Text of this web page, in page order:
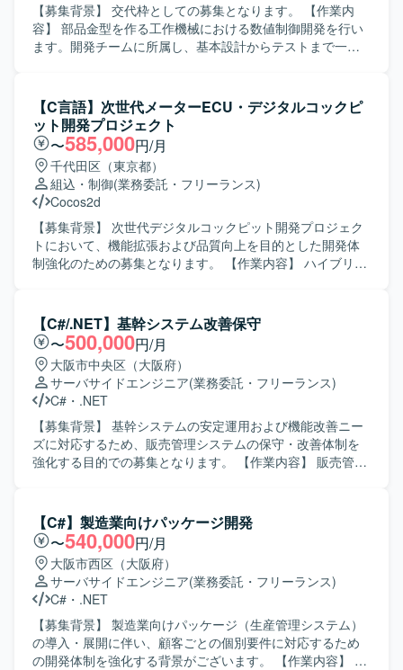
【募集背景】 交代枠としての募集となります。 【作業内
容】 部品金型を作る工作機械における数値制御開発を行い
ます。開発チームに所属し、基本設計からテストまで一連
バーと適切にコミュニケーションを取りながら主体的に行
動し、粘り強く開発や改修業務に取り組んでいただける方
を求めています。 【ポジションの魅力】 工作機械向け数値
制御という専門性の高い領域で、設計からテストまで一貫
して携わることができるため、組込分野でのスキルを着実
に高めていくことができます。 【開発環境】 C言語を用い
た数値制御装置向け開発環境での作業となります。
【C言語】次世代メーターECU・デジタルコックピ
ット開発プロジェクト
〜585,000円/月
千代田区（東京都）
組込・制御(業務委託・フリーランス)
Cocos2d
【募集背景】 次世代デジタルコックピット開発プロジェク
トにおいて、機能拡張および品質向上を目的とした開発体
制強化のための募集となります。 【作業内容】 ハイブリッ
デジタルコックピットのHMI領域において、TFT液晶画面へ
のメーター類のグラフィック表示制御、ナビ連携による簡
易地図情報やマルチメディア連携情報の表示制御、入力
IF（ステアリングスイッチ）やスマートデバイス連携機能
の開発などを担当していただきます。また、各工程での品
質担保業務にも携わっていただきます。 【求める人物像】
車載領域や組込み開発に関心を持ち、仕様や制約条件を踏
まえながら粘り強く開発に取り組める方を求めておりま
す。チームメンバーと連携しながら、自ら課題を抽出し改
で、ドライバー向けの情報提示やエンタメ機能などユーザ
ー体験に直結する機能開発に携わることができます。車載
ネットワークや各種通信プロトコルに触れながら、組込み
エンジニアとしての専門性を高めていただけます。 【開発
環境】 開発言語はC言語を用い、対象製品は車載メーター
ECUとなります。通信プロトコルとしてCAN、LIN、車載
Ethernetなどを使用し、V字開発モデルに基づいて開発を進
めております。
【C#/.NET】基幹システム改善保守
〜500,000円/月
大阪市中央区（大阪府）
サーバサイドエンジニア(業務委託・フリーランス)
C# ・ .NET
【募集背景】 基幹システムの安定運用および機能改善ニー
ズに対応するため、販売管理システムの保守・改善体制を
強化する目的での募集となります。 【作業内容】 販売管理
リースまで一連の工程をお任せいたします。既存機能の改
修や不具合対応に加え、業務要望に基づく機能追加なども
行っていただきます。 【求める人物像】 システムの現状を
理解しながら、関係者と円滑にコミュニケーションを取
り、自発的に改善提案や課題解決に取り組んでいただける
方を求めております。既存システムの保守・改善業務に対
して粘り強く取り組める方にマッチする環境です。 【ポジ
ションの魅力】 基幹となる販売管理システムに長期的に関
わることで、業務知識と技術スキルの両面を深めていただ
【C#】製造業向けパッケージ開発
〜540,000円/月
大阪市西区（大阪府）
サーバサイドエンジニア(業務委託・フリーランス)
C# ・ .NET
【募集背景】 製造業向けパッケージ（生産管理システム）
の導入・展開に伴い、顧客ごとの個別要件に対応するため
の開発体制を強化する背景がございます。 【作業内容】 製